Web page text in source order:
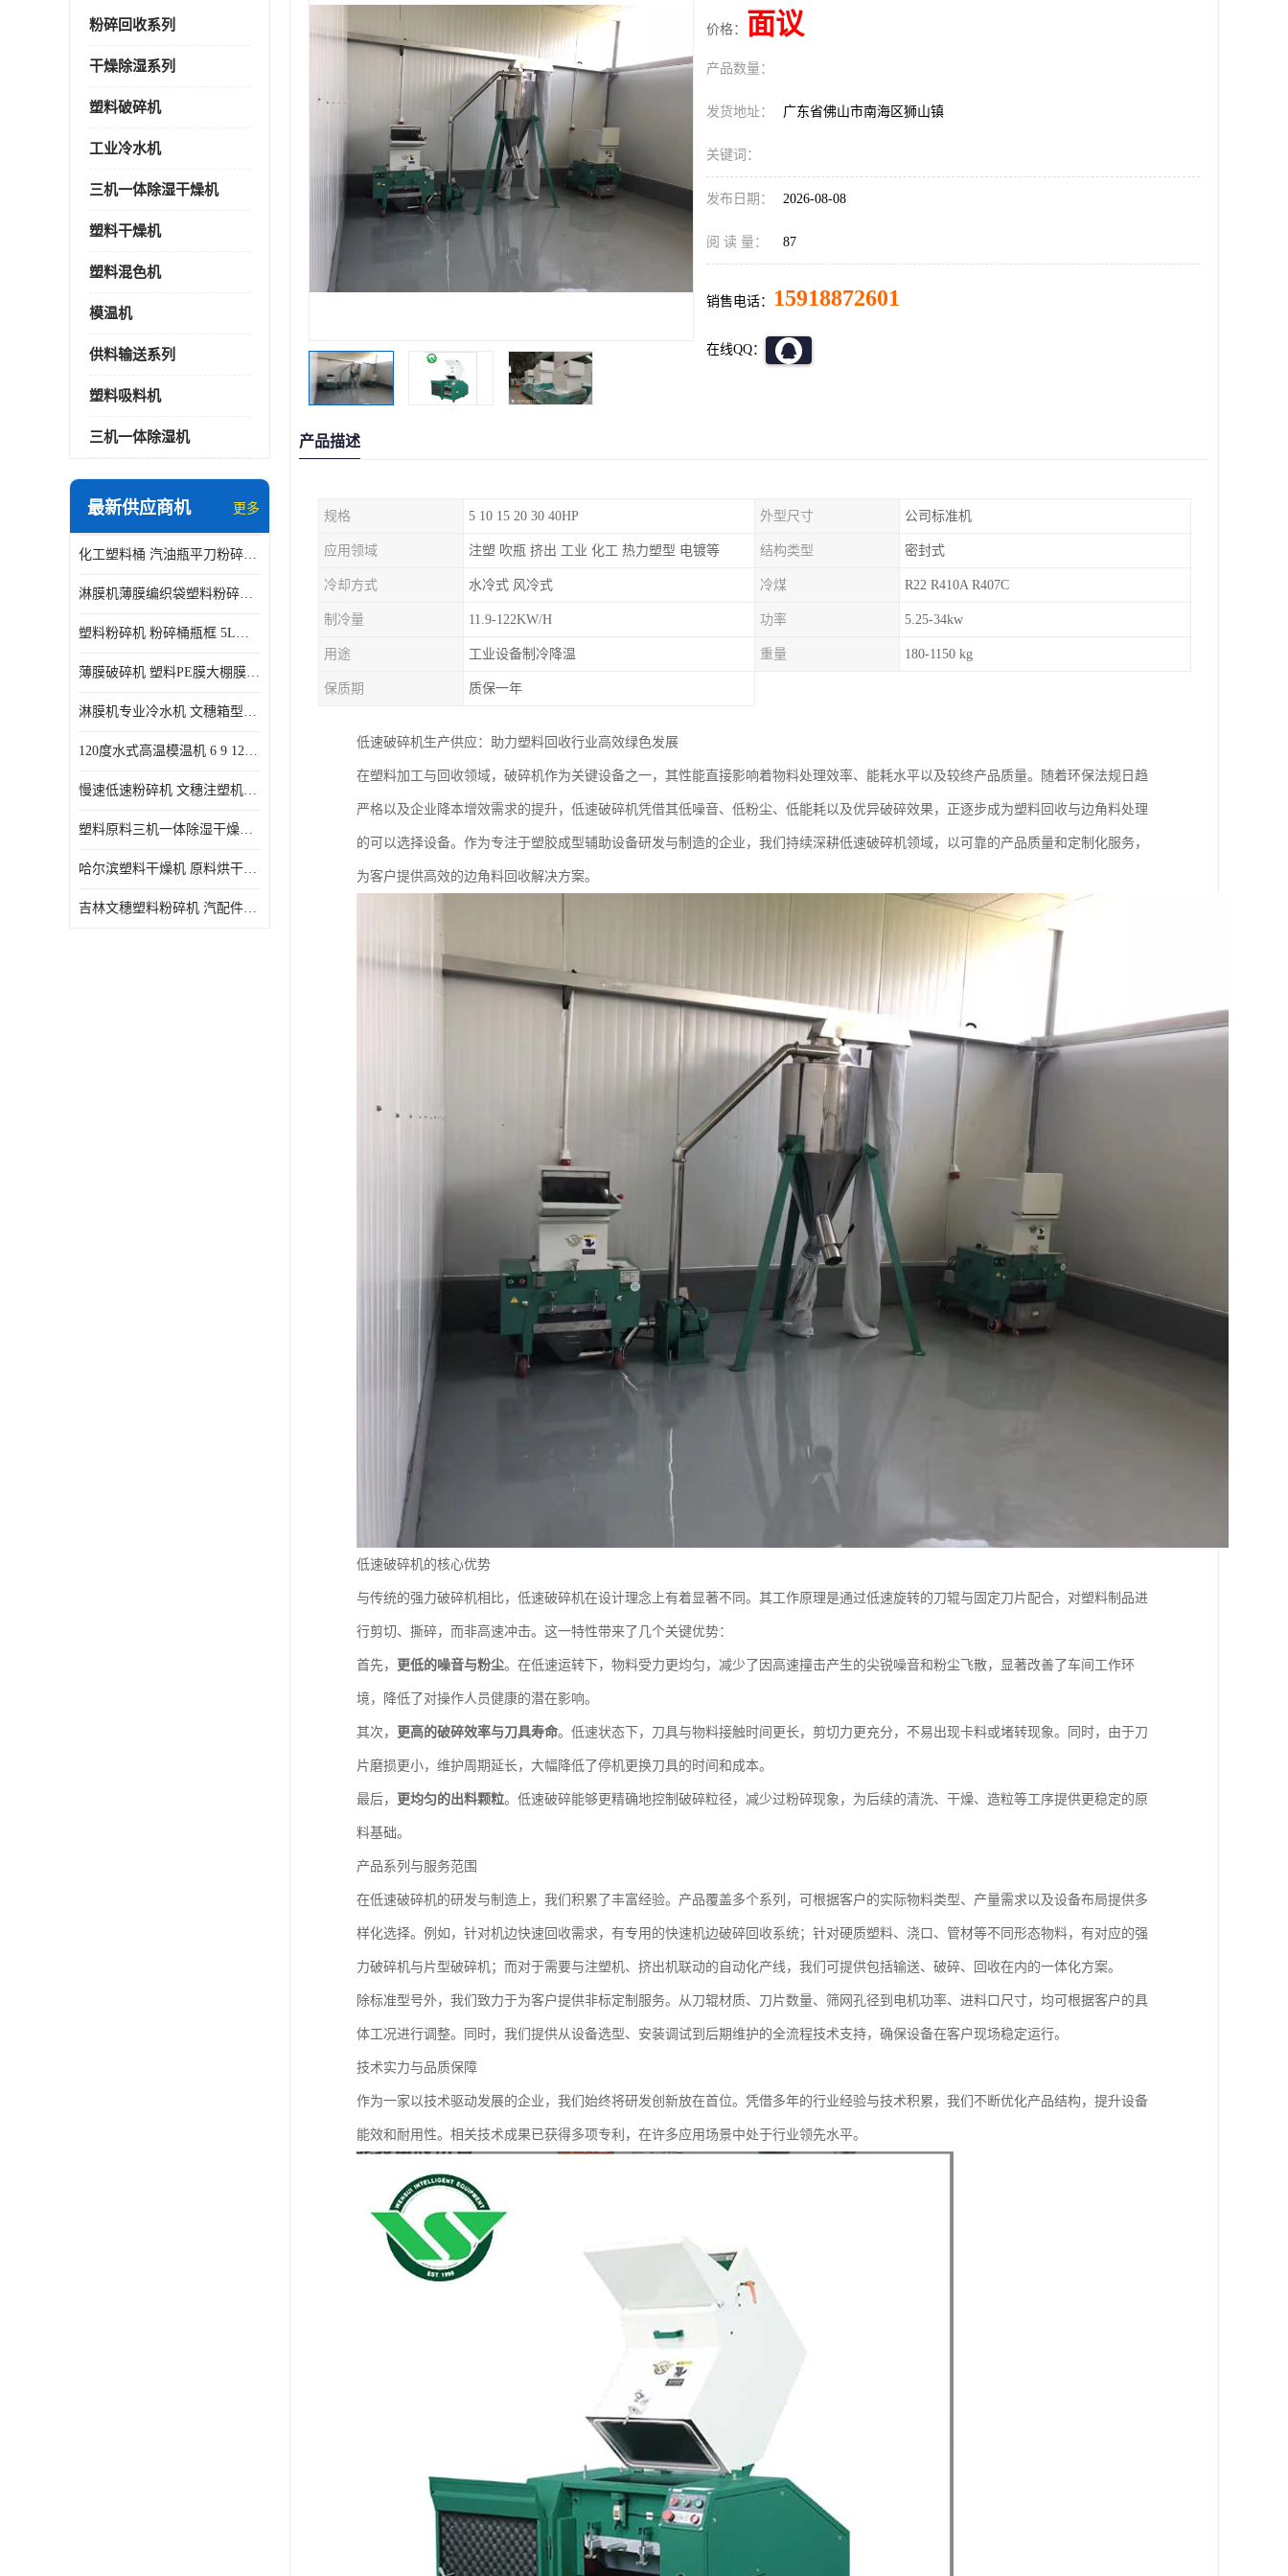
粉碎回收系列
干燥除湿系列
塑料破碎机
工业冷水机
三机一体除湿干燥机
塑料干燥机
塑料混色机
模温机
供料输送系列
塑料吸料机
三机一体除湿机
最新供应商机 更多
化工塑料桶 汽油瓶平刀粉碎机生产厂家
淋膜机薄膜编织袋塑料粉碎机 薄膜碎料机
塑料粉碎机 粉碎桶瓶框 5L五加仑桶破碎视频
薄膜破碎机 塑料PE膜大棚膜专用粉碎 WSGE600
淋膜机专业冷水机 文穗箱型冷冻机风冷水冷式
120度水式高温模温机 6 9 12KW 配水排带报警装置水温机
慢速低速粉碎机 文穗注塑机边小水口料破碎带回收静音
塑料原料三机一体除湿干燥机 蜂巢除湿机PET120L
哈尔滨塑料干燥机 原料烘干机 WSDB规格齐全
吉林文穗塑料粉碎机 汽配件破碎回收 厂家直销
价格： 面议
产品数量：
发货地址： 广东省佛山市南海区狮山镇
关键词：
发布日期： 2026-08-08
阅 读 量： 87
销售电话： 15918872601
在线QQ：
产品描述
规格 5 10 15 20 30 40HP 外型尺寸 公司标准机
应用领域 注塑 吹瓶 挤出 工业 化工 热力塑型 电镀等 结构类型 密封式
冷却方式 水冷式 风冷式 冷煤 R22 R410A R407C
制冷量 11.9-122KW/H 功率 5.25-34kw
用途 工业设备制冷降温 重量 180-1150 kg
保质期 质保一年
低速破碎机生产供应：助力塑料回收行业高效绿色发展
在塑料加工与回收领域，破碎机作为关键设备之一，其性能直接影响着物料处理效率、能耗水平以及较终产品质量。随着环保法规日趋
严格以及企业降本增效需求的提升，低速破碎机凭借其低噪音、低粉尘、低能耗以及优异破碎效果，正逐步成为塑料回收与边角料处理
的可以选择设备。作为专注于塑胶成型辅助设备研发与制造的企业，我们持续深耕低速破碎机领域，以可靠的产品质量和定制化服务，
为客户提供高效的边角料回收解决方案。
低速破碎机的核心优势
与传统的强力破碎机相比，低速破碎机在设计理念上有着显著不同。其工作原理是通过低速旋转的刀辊与固定刀片配合，对塑料制品进
行剪切、撕碎，而非高速冲击。这一特性带来了几个关键优势：
首先， 更低的噪音与粉尘。在低速运转下，物料受力更均匀，减少了因高速撞击产生的尖锐噪音和粉尘飞散，显著改善了车间工作环
境，降低了对操作人员健康的潜在影响。
其次， 更高的破碎效率与刀具寿命。低速状态下，刀具与物料接触时间更长，剪切力更充分，不易出现卡料或堵转现象。同时，由于刀
片磨损更小，维护周期延长，大幅降低了停机更换刀具的时间和成本。
最后， 更均匀的出料颗粒。低速破碎能够更精确地控制破碎粒径，减少过粉碎现象，为后续的清洗、干燥、造粒等工序提供更稳定的原
料基础。
产品系列与服务范围
在低速破碎机的研发与制造上，我们积累了丰富经验。产品覆盖多个系列，可根据客户的实际物料类型、产量需求以及设备布局提供多
样化选择。例如，针对机边快速回收需求，有专用的快速机边破碎回收系统；针对硬质塑料、浇口、管材等不同形态物料，有对应的强
力破碎机与片型破碎机；而对于需要与注塑机、挤出机联动的自动化产线，我们可提供包括输送、破碎、回收在内的一体化方案。
除标准型号外，我们致力于为客户提供非标定制服务。从刀辊材质、刀片数量、筛网孔径到电机功率、进料口尺寸，均可根据客户的具
体工况进行调整。同时，我们提供从设备选型、安装调试到后期维护的全流程技术支持，确保设备在客户现场稳定运行。
技术实力与品质保障
作为一家以技术驱动发展的企业，我们始终将研发创新放在首位。凭借多年的行业经验与技术积累，我们不断优化产品结构，提升设备
能效和耐用性。相关技术成果已获得多项专利，在许多应用场景中处于行业领先水平。